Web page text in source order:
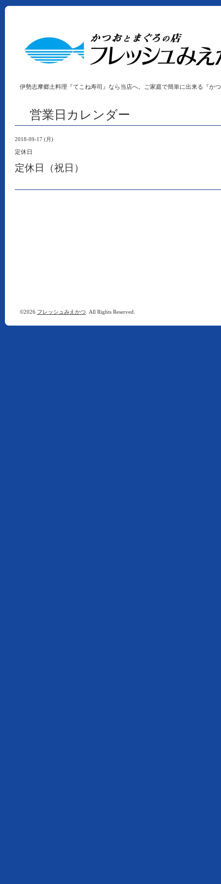
伊勢志摩郷土料理『てこね寿司』なら当店へ。ご家庭で簡単に出来る『か
営業日カレンダー
2018-09-17 (月)
定休日
定休日（祝日）
©2026 フレッシュみえかつ . All Rights Reserved.